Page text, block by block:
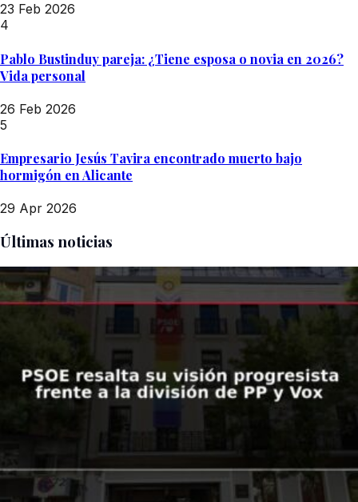
23 Feb 2026
4
Pablo Bustinduy pareja: ¿Tiene esposa o novia en 2026?
Vida personal
26 Feb 2026
5
Empresario Jesús Tavira encontrado muerto bajo
hormigón en Alicante
29 Apr 2026
Últimas noticias